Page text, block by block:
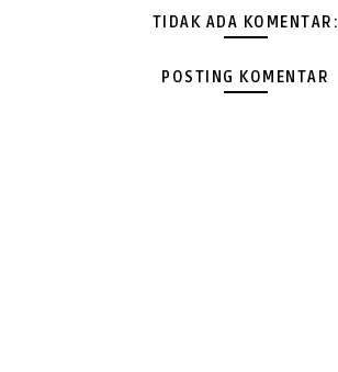
TIDAK ADA KOMENTAR:
POSTING KOMENTAR